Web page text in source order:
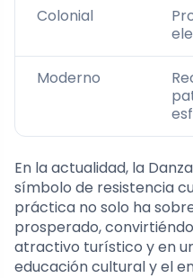
Colonial
Moderno
En la actualidad, la
símbolo de resistencia
práctica no solo ha
prosperado,
atractivo turístico y en
educación cultural y el